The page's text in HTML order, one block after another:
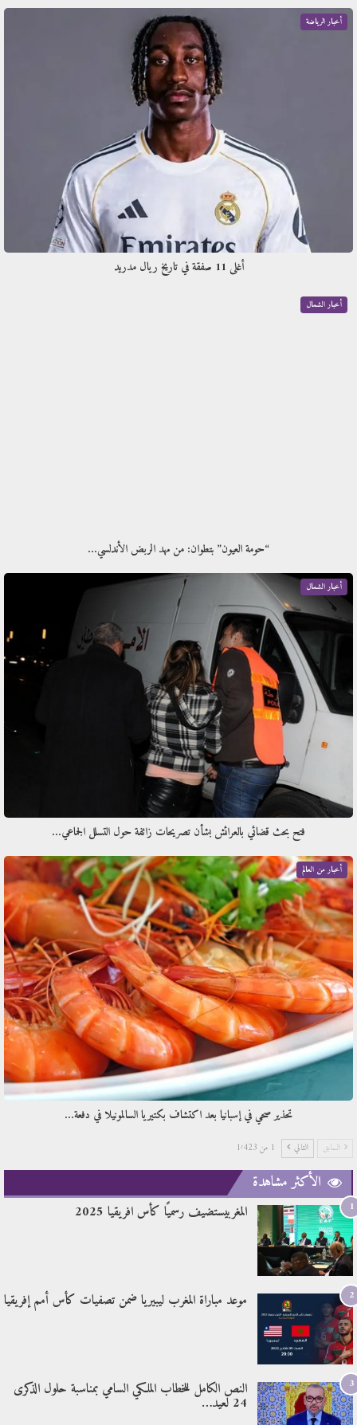
أخبار الرياضة
أغلى 11 صفقة في تاريخ ريال مدريد
أخبار الشمال
“حومة العيون” بتطوان: من مهد الربض الأندلسي…
أخبار الشمال
فتح بحث قضائي بالعرائش بشأن تصريحات زائفة حول التسلل الجماعي…
أخبار من العالم
تحذير صحي في إسبانيا بعد اكتشاف بكتيريا السالمونيلا في دفعة…
السابق التالي 1 من 1٬423
الأكثر مشاهدة
1 المغربيستضيف رسميًا كأس افريقيا 2025
2 موعد مباراة المغرب ليبيريا ضمن تصفيات كأس أمم إفريقيا
3 النص الكامل للخطاب الملكي السامي بمناسبة حلول الذكرى
24 لعيد…